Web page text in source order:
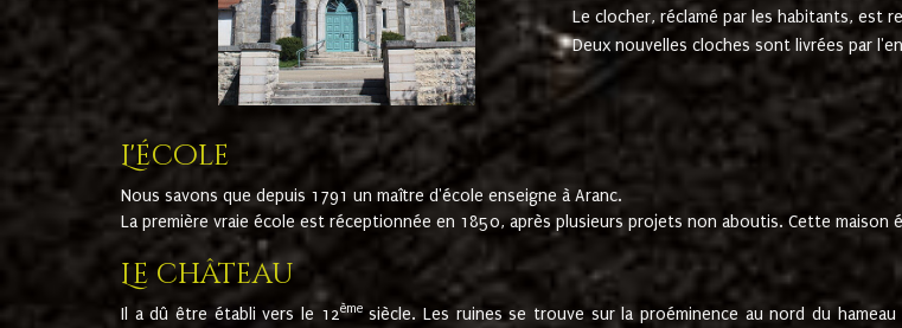
Le clocher, réclamé par les habitants, est
Deux nouvelles cloches sont livrées par
L'école
Nous savons que depuis 1791 un maître d'école enseigne à Aranc.
La première vraie école est réceptionnée en 1850, après plusieurs projets non aboutis. Cette
Le château
Il a dû être établi vers le 12èmesiècle. Les ruines se trouve sur la proéminence au nord du